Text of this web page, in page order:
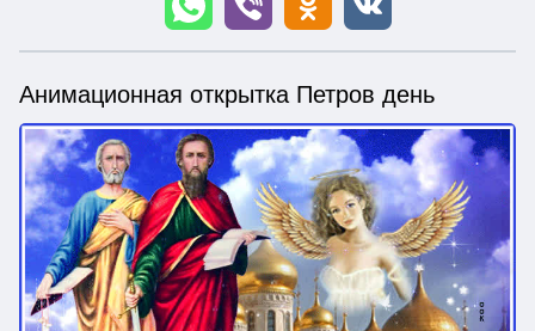
Анимационная открытка Петров день